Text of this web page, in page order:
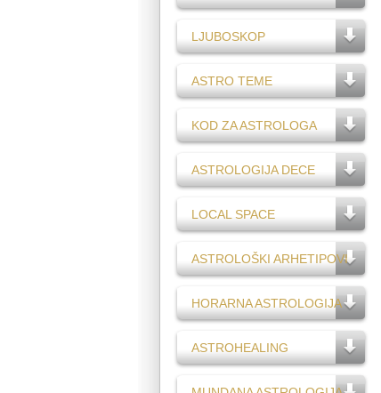
LJUBOSKOP
ASTRO TEME
KOD ZA ASTROLOGA
ASTROLOGIJA DECE
LOCAL SPACE
ASTROLOŠKI ARHETIPOVI
HORARNA ASTROLOGIJA
ASTROHEALING